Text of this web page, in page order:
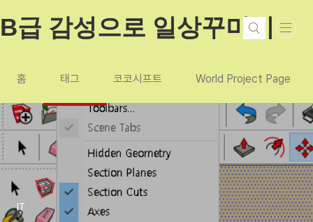
B급 감성으로 일상꾸미기
홈 태그 코코시프트 World Project Page
IT